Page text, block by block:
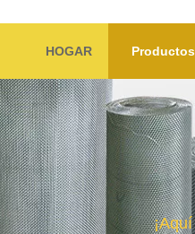
HOGAR Productos